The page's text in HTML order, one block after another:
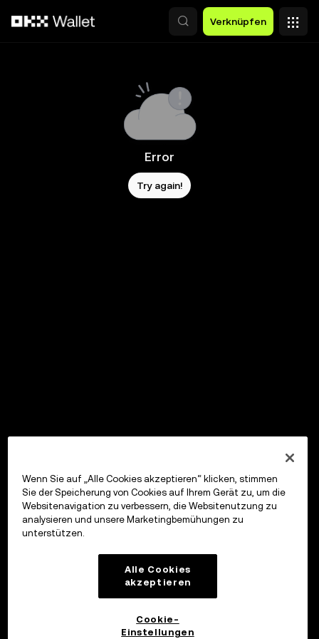
Verknüpfen
Error
Try again!
Wenn Sie auf „Alle Cookies akzeptieren“ klicken, stimmen
Sie der Speicherung von Cookies auf Ihrem Gerät zu, um die
Websitenavigation zu verbessern, die Websitenutzung zu
analysieren und unsere Marketingbemühungen zu
unterstützen.
Alle Cookies
akzeptieren
Cookie-
Einstellungen